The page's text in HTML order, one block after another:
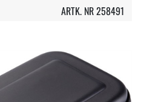
ARTK. NR 258491